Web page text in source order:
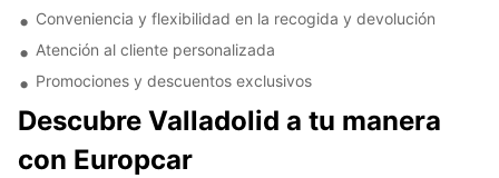
Conveniencia y flexibilidad en la recogida y devolución
Atención al cliente personalizada
Promociones y descuentos exclusivos
Descubre Valladolid a tu manera
con Europcar